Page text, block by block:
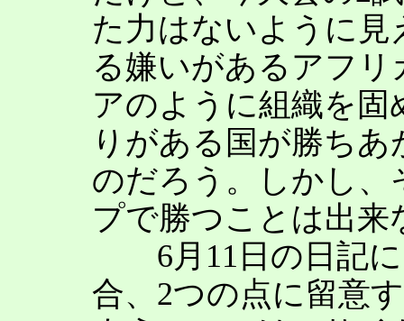
た力はないように
る嫌いがあるアフ
アのように組織を
りがある国が勝ち
のだろう。しかし
プで勝つことは出
6月11日の日記に
合、2つの点に留意